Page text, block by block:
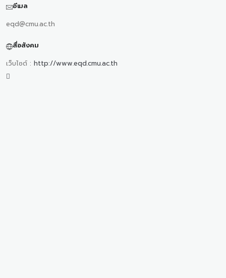
อีเมล
eqd@cmu.ac.th
สื่อสังคม
เว็บไซต์ : http://www.eqd.cmu.ac.th